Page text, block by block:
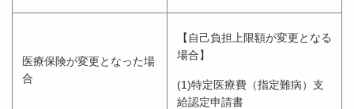
医療保険が変更となった場
合
【自己負担上限額が変更となる
場合】
(1)特定医療費（指定難病）支
給認定申請書